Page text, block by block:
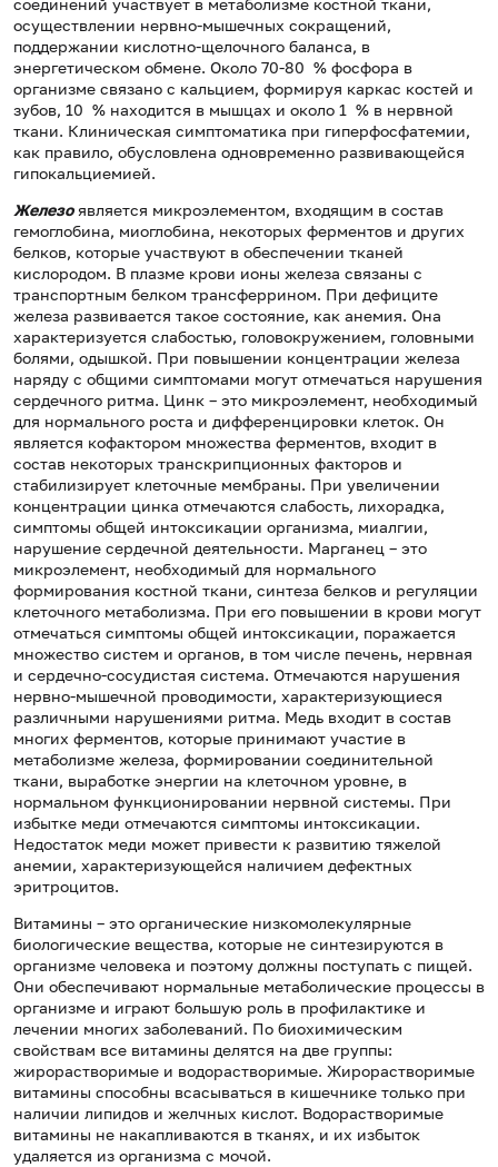
соединений участвует в метаболизме костной ткани,
осуществлении нервно-мышечных сокращений,
поддержании кислотно-щелочного баланса, в
энергетическом обмене. Около 70-80 % фосфора в
организме связано с кальцием, формируя каркас костей и
зубов, 10 % находится в мышцах и около 1 % в нервной
ткани. Клиническая симптоматика при гиперфосфатемии,
как правило, обусловлена одновременно развивающейся
гипокальциемией.
Железоявляется микроэлементом, входящим в состав
гемоглобина, миоглобина, некоторых ферментов и других
белков, которые участвуют в обеспечении тканей
кислородом. В плазме крови ионы железа связаны с
транспортным белком трансферрином. При дефиците
железа развивается такое состояние, как анемия. Она
характеризуется слабостью, головокружением, головными
болями, одышкой. При повышении концентрации железа
наряду с общими симптомами могут отмечаться нарушения
сердечного ритма. Цинк – это микроэлемент, необходимый
для нормального роста и дифференцировки клеток. Он
является кофактором множества ферментов, входит в
состав некоторых транскрипционных факторов и
стабилизирует клеточные мембраны. При увеличении
концентрации цинка отмечаются слабость, лихорадка,
симптомы общей интоксикации организма, миалгии,
нарушение сердечной деятельности. Марганец – это
микроэлемент, необходимый для нормального
формирования костной ткани, синтеза белков и регуляции
клеточного метаболизма. При его повышении в крови могут
отмечаться симптомы общей интоксикации, поражается
множество систем и органов, в том числе печень, нервная
и сердечно-сосудистая система. Отмечаются нарушения
нервно-мышечной проводимости, характеризующиеся
различными нарушениями ритма. Медь входит в состав
многих ферментов, которые принимают участие в
метаболизме железа, формировании соединительной
ткани, выработке энергии на клеточном уровне, в
нормальном функционировании нервной системы. При
избытке меди отмечаются симптомы интоксикации.
Недостаток меди может привести к развитию тяжелой
анемии, характеризующейся наличием дефектных
эритроцитов.
Витамины – это органические низкомолекулярные
биологические вещества, которые не синтезируются в
организме человека и поэтому должны поступать с пищей.
Они обеспечивают нормальные метаболические процессы в
организме и играют большую роль в профилактике и
лечении многих заболеваний. По биохимическим
свойствам все витамины делятся на две группы:
жирорастворимые и водорастворимые. Жирорастворимые
витамины способны всасываться в кишечнике только при
наличии липидов и желчных кислот. Водорастворимые
витамины не накапливаются в тканях, и их избыток
удаляется из организма с мочой.